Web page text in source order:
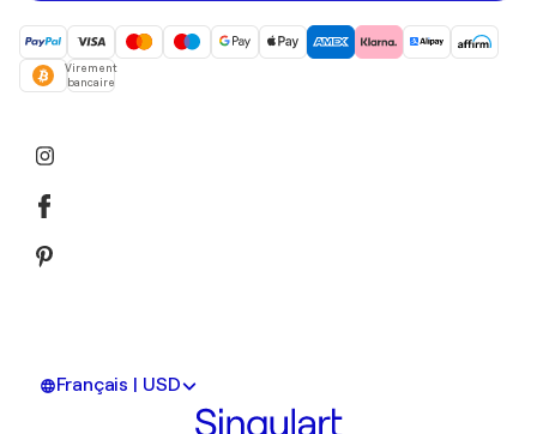
Virement
bancaire
Français | USD